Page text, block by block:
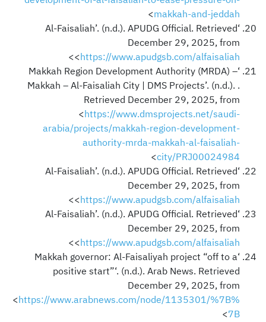
makkah-and-jeddah
>
‘Al-Faisaliah’. (n.d.). APUDG Official. Retrieved
December 29, 2025, from
<https://www.apudgsb.com/alfaisaliah
>
‘Makkah Region Development Authority (MRDA) –
Makkah – Al-Faisaliah City | DMS Projects’. (n.d.). .
Retrieved December 29, 2025, from
<https://www.dmsprojects.net/saudi-
arabia/projects/makkah-region-development-
authority-mrda-makkah-al-faisaliah-
city/PRJ00024984
>
‘Al-Faisaliah’. (n.d.). APUDG Official. Retrieved
December 29, 2025, from
<https://www.apudgsb.com/alfaisaliah
>
‘Al-Faisaliah’. (n.d.). APUDG Official. Retrieved
December 29, 2025, from
<https://www.apudgsb.com/alfaisaliah
>
‘Makkah governor: Al-Faisaliyah project “off to a
positive start”‘. (n.d.). Arab News. Retrieved
December 29, 2025, from
<https://www.arabnews.com/node/1135301/%7B%
7B
>